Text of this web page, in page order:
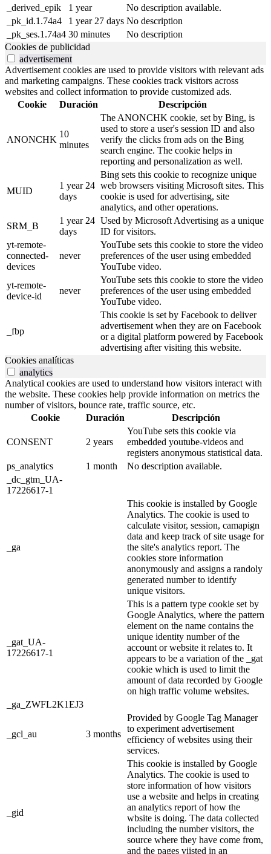
_derived_epik
1 year
No description available.
_pk_id.1.74a4
1 year 27 days No description
_pk_ses.1.74a4 30 minutes
No description
Cookies de publicidad
advertisement
Advertisement cookies are used to provide visitors with relevant ads
and marketing campaigns. These cookies track visitors across
websites and collect information to provide customized ads.
Cookie
Duración Descripción
ANONCHK
10
minutes
The ANONCHK cookie, set by Bing, is
used to store a user's session ID and also
verify the clicks from ads on the Bing
search engine. The cookie helps in
reporting and personalization as well.
MUID
1 year 24
days
Bing sets this cookie to recognize unique
web browsers visiting Microsoft sites. This
cookie is used for advertising, site
analytics, and other operations.
SRM_B
1 year 24
days
Used by Microsoft Advertising as a unique
ID for visitors.
yt-remote-
connected-
devices
never
YouTube sets this cookie to store the video
preferences of the user using embedded
YouTube video.
yt-remote-
device-id
never
YouTube sets this cookie to store the video
preferences of the user using embedded
YouTube video.
_fbp
This cookie is set by Facebook to deliver
advertisement when they are on Facebook
or a digital platform powered by Facebook
advertising after visiting this website.
Cookies analíticas
analytics
Analytical cookies are used to understand how visitors interact with
the website. These cookies help provide information on metrics the
number of visitors, bounce rate, traffic source, etc.
Cookie
Duración Descripción
CONSENT 2 years
YouTube sets this cookie via
embedded youtube-videos and
registers anonymous statistical data.
ps_analytics
1 month
No description available.
_dc_gtm_UA-
17226617-1
_ga
This cookie is installed by Google
Analytics. The cookie is used to
calculate visitor, session, camapign
data and keep track of site usage for
the site's analytics report. The
cookies store information
anonymously and assigns a randoly
generated number to identify
unique visitors.
_gat_UA-
17226617-1
This is a pattern type cookie set by
Google Analytics, where the pattern
element on the name contains the
unique identity number of the
account or website it relates to. It
appears to be a variation of the _gat
cookie which is used to limit the
amount of data recorded by Google
on high traffic volume websites.
_ga_ZWFL2K1EJ3
_gcl_au 3 months
Provided by Google Tag Manager
to experiment advertisement
efficiency of websites using their
services.
_gid
This cookie is installed by Google
Analytics. The cookie is used to
store information of how visitors
use a website and helps in creating
an analytics report of how the
wbsite is doing. The data collected
including the number visitors, the
source where they have come from,
and the pages viisted in an